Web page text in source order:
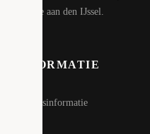
Capelle aan den IJssel.
INFORMATIE
Bedrijfsinformatie